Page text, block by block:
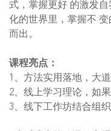
式，掌握更好 的激发
化的世界里，掌握不
而出。
课程亮点：
1、方法实用落地，大
2、线上学习理论，如
3、线下工作坊结合组